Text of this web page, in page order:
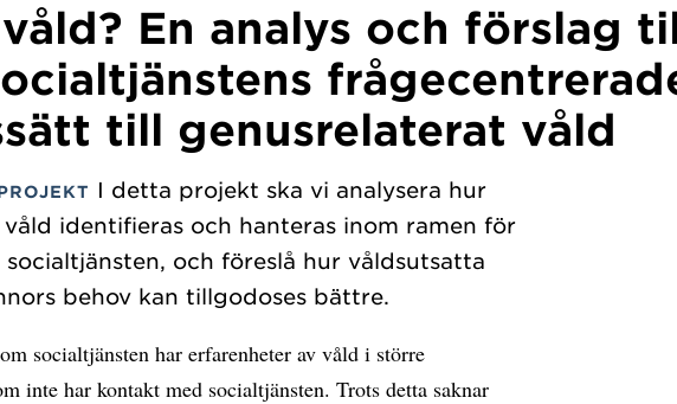
En analys och förslag
till genusrelaterat våld
I detta projekt ska vi analysera hur
identifieras och hanteras inom ramen för
socialtjänsten, och föreslå hur våldsutsatta
behov kan tillgodoses bättre.
socialtjänsten har erfarenheter av våld i större
inte har kontakt med socialtjänsten. Trots detta saknar